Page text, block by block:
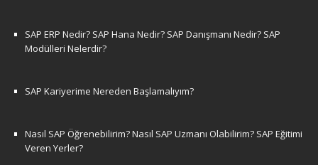
SAP ERP Nedir? SAP Hana Nedir? SAP Danışmanı Nedir? SAP
Modülleri Nelerdir?
SAP Kariyerime Nereden Başlamalıyım?
Nasıl SAP Öğrenebilirim? Nasıl SAP Uzmanı Olabilirim? SAP Eğitimi
Veren Yerler?